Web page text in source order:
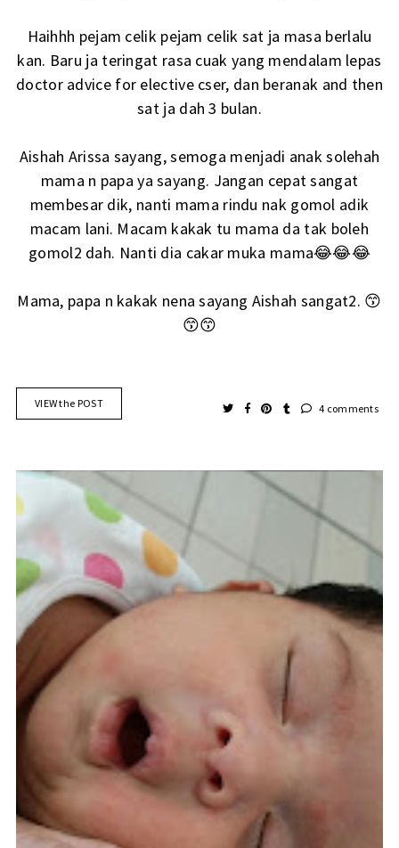
Haihhh pejam celik pejam celik sat ja masa berlalu
kan. Baru ja teringat rasa cuak yang mendalam lepas
doctor advice for elective cser, dan beranak and then
sat ja dah 3 bulan.
Aishah Arissa sayang, semoga menjadi anak solehah
mama n papa ya sayang. Jangan cepat sangat
membesar dik, nanti mama rindu nak gomol adik
macam lani. Macam kakak tu mama da tak boleh
gomol2 dah. Nanti dia cakar muka mama😂😂😂
Mama, papa n kakak nena sayang Aishah sangat2. 😙
😙😙
VIEW the POST 4 comments